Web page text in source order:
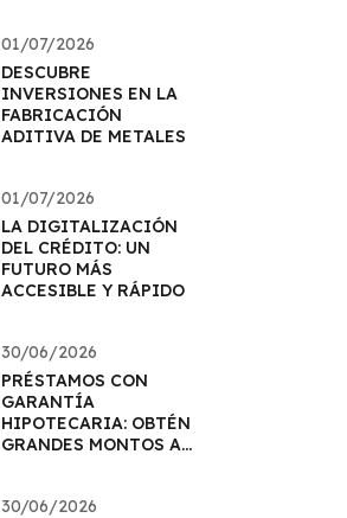
01/07/2026
DESCUBRE
INVERSIONES EN LA
FABRICACIÓN
ADITIVA DE METALES
01/07/2026
LA DIGITALIZACIÓN
DEL CRÉDITO: UN
FUTURO MÁS
ACCESIBLE Y RÁPIDO
30/06/2026
PRÉSTAMOS CON
GARANTÍA
HIPOTECARIA: OBTÉN
GRANDES MONTOS A
30/06/2026